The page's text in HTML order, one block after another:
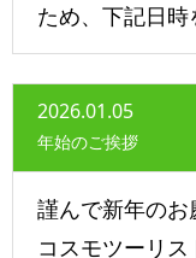
ため、下記日時
2026.01.05
年始のご挨拶
謹んで新年の
コスモツーリ